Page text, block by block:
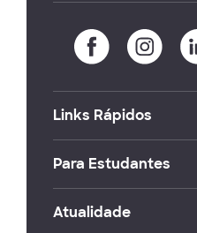
Links Rápidos
Para Estudantes
Atualidade